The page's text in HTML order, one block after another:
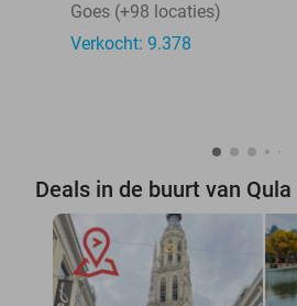
Goes (+98 locaties)
Verkocht: 9.378
Deals in de buurt van